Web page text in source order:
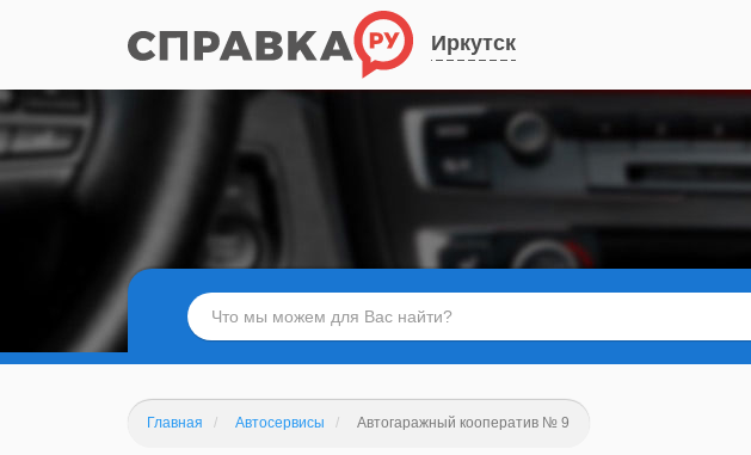
Иркутск
Главная Автосервисы Автогаражный кооператив № 9